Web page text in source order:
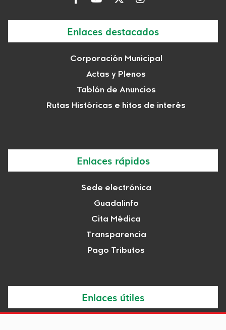
Enlaces destacados
Corporación Municipal
Actas y Plenos
Tablón de Anuncios
Rutas Históricas e hitos de interés
Enlaces rápidos
Sede electrónica
Guadalinfo
Cita Médica
Transparencia
Pago Tributos
Enlaces útiles